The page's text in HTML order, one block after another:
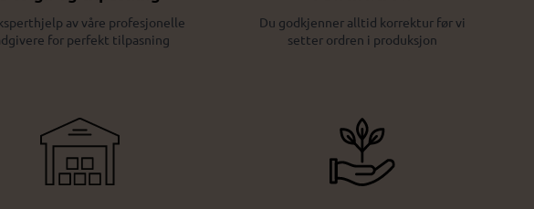
av våre profesjonelle
for perfekt tilpasning
Du godkjenner alltid korrektur før vi
setter ordren i produksjon